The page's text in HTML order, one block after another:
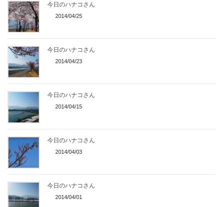
今日のハナコさん
2014/04/25
今日のハナコさん
2014/04/23
今日のハナコさん
2014/04/15
今日のハナコさん
2014/04/03
今日のハナコさん
2014/04/01